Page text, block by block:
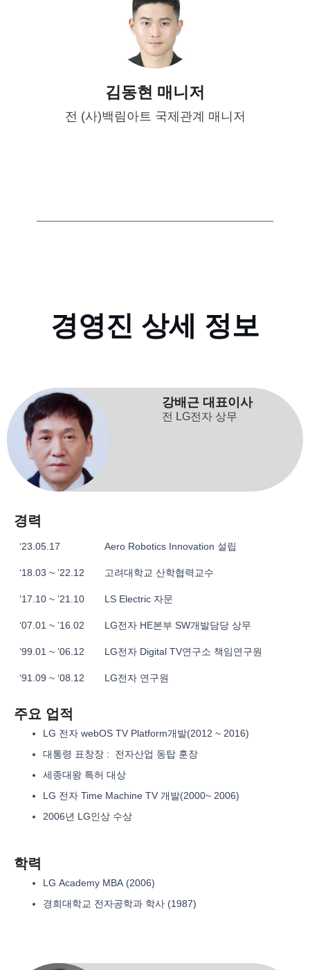
김동현 매니저
전 (사)백림아트 국제관계 매니저
경영진 상세 정보
강배근 대표이사
전 LG전자 상무
경력
‘23.05.17 Aero Robotics Innovation 설립
‘18.03 ~ ’22.12 고려대학교 산학협력교수
‘17.10 ~ ’21.10 LS Electric 자문
‘07.01 ~ ’16.02 LG전자 HE본부 SW개발담당 상무
‘99.01 ~ ’06.12 LG전자 Digital TV연구소 책임연구원
‘91.09 ~ ‘08.12 LG전자 연구원
주요 업적
LG 전자 webOS TV Platform개발(2012 ~ 2016)
대통령 표창장 : 전자산업 동탑 훈장
세종대왕 특허 대상
LG 전자 Time Machine TV 개발(2000~ 2006)
2006년 LG인상 수상
학력
LG Academy MBA (2006)
경희대학교 전자공학과 학사 (1987)